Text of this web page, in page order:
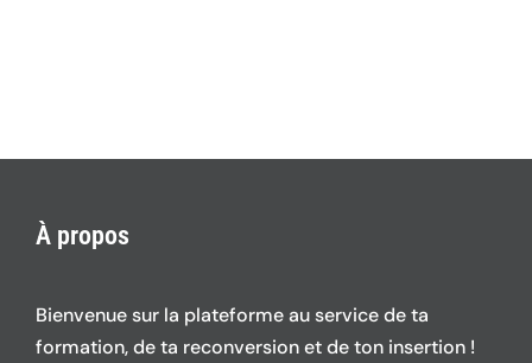
À propos
Bienvenue sur la plateforme au service de ta
formation, de ta reconversion et de ton insertion !